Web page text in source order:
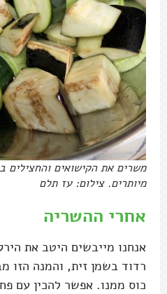
משרים את הקישואים והחצילים
מיותרים. צילום: עז תלם
אחרי ההשריה
אנחנו מייבשים היטב את
כוס ממנו. אפשר להכין עם